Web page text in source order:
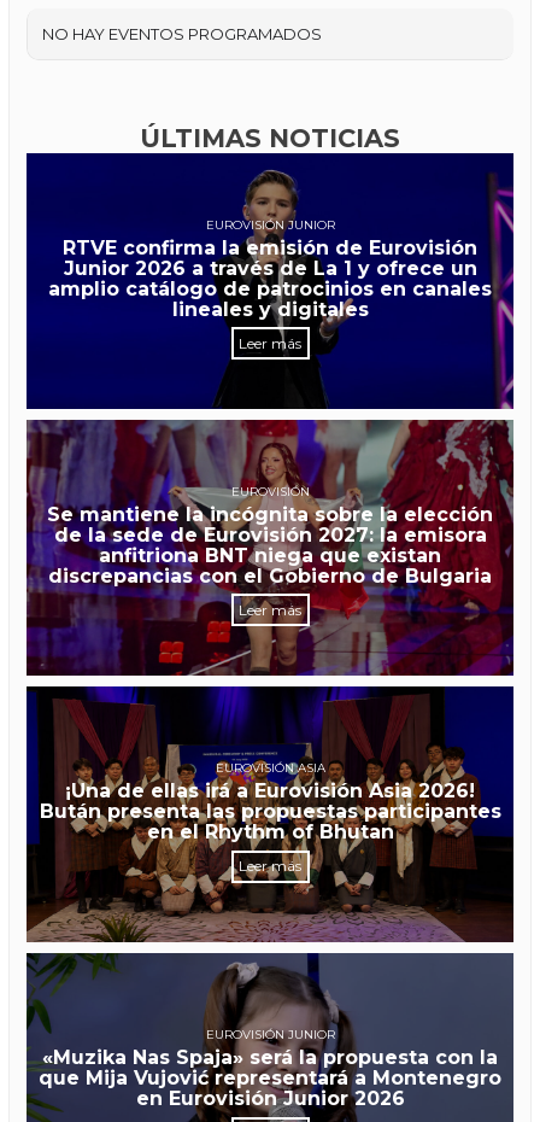
NO HAY EVENTOS PROGRAMADOS
ÚLTIMAS NOTICIAS
EUROVISIÓN JUNIOR
RTVE confirma la emisión de Eurovisión
Junior 2026 a través de La 1 y ofrece un
amplio catálogo de patrocinios en canales
lineales y digitales
Leer más
EUROVISIÓN
Se mantiene la incógnita sobre la elección
de la sede de Eurovisión 2027: la emisora
anfitriona BNT niega que existan
discrepancias con el Gobierno de Bulgaria
Leer más
EUROVISIÓN ASIA
¡Una de ellas irá a Eurovisión Asia 2026!
Bután presenta las propuestas participantes
en el Rhythm of Bhutan
Leer más
EUROVISIÓN JUNIOR
«Muzika Nas Spaja» será la propuesta con la
que Mija Vujović representará a Montenegro
en Eurovisión Junior 2026